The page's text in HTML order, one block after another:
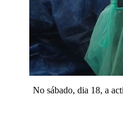
No sábado, dia 18, a